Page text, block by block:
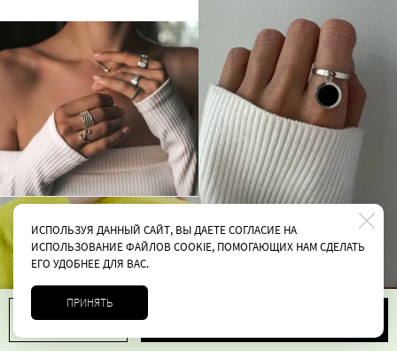
1
ИСПОЛЬЗУЯ ДАННЫЙ САЙТ, ВЫ ДАЕТЕ СОГЛАСИЕ НА
ИСПОЛЬЗОВАНИЕ ФАЙЛОВ COOKIE, ПОМОГАЮЩИХ НАМ СДЕЛАТЬ
ЕГО УДОБНЕЕ ДЛЯ ВАС.
ПРИНЯТЬ